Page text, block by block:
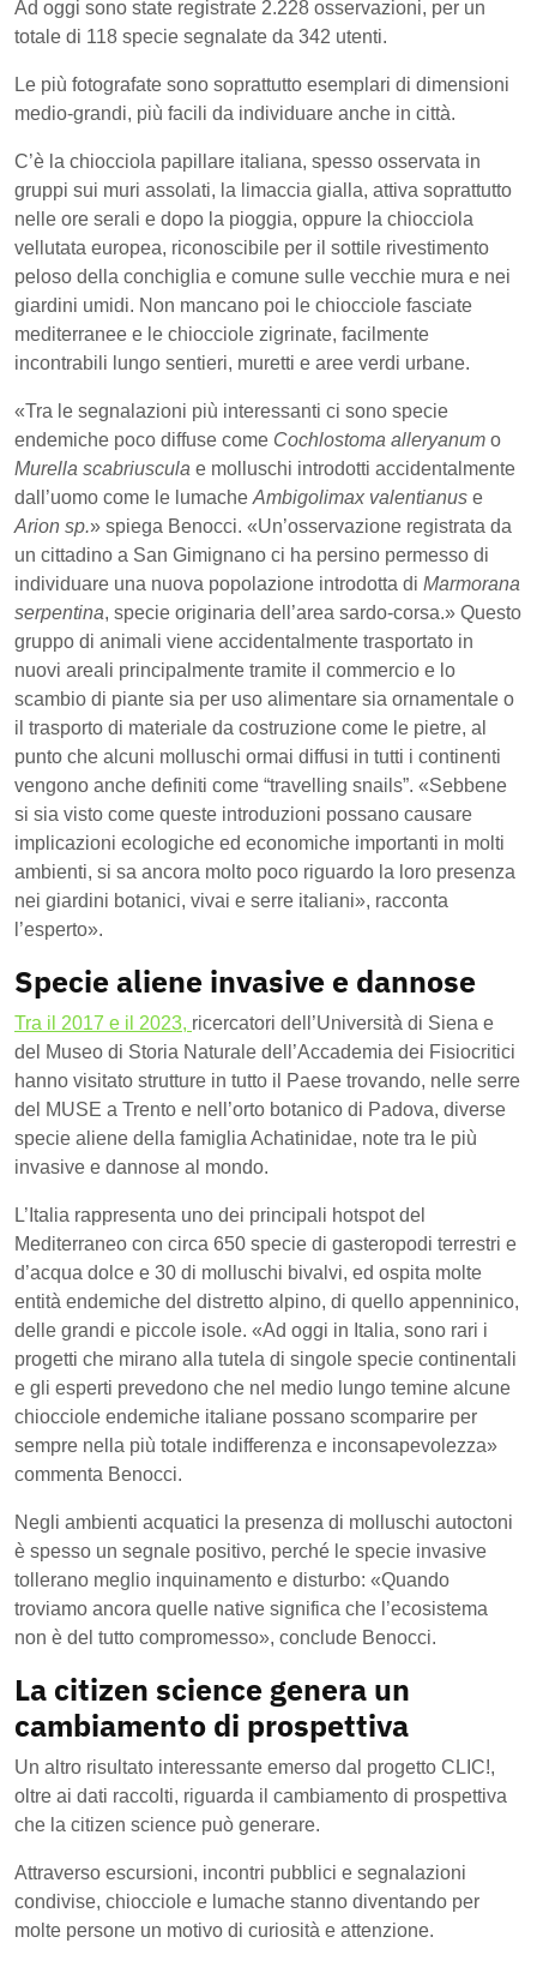
Ad oggi sono state registrate 2.228 osservazioni, per un
totale di 118 specie segnalate da 342 utenti.
Le più fotografate sono soprattutto esemplari di dimensioni
medio-grandi, più facili da individuare anche in città.
C’è la chiocciola papillare italiana, spesso osservata in
gruppi sui muri assolati, la limaccia gialla, attiva soprattutto
nelle ore serali e dopo la pioggia, oppure la chiocciola
vellutata europea, riconoscibile per il sottile rivestimento
peloso della conchiglia e comune sulle vecchie mura e nei
giardini umidi. Non mancano poi le chiocciole fasciate
mediterranee e le chiocciole zigrinate, facilmente
incontrabili lungo sentieri, muretti e aree verdi urbane.
«Tra le segnalazioni più interessanti ci sono specie
endemiche poco diffuse come Cochlostoma alleryanum o
Murella scabriuscula e molluschi introdotti accidentalmente
dall’uomo come le lumache Ambigolimax valentianus e
Arion sp.» spiega Benocci. «Un’osservazione registrata da
un cittadino a San Gimignano ci ha persino permesso di
individuare una nuova popolazione introdotta di Marmorana
serpentina, specie originaria dell’area sardo-corsa.» Questo
gruppo di animali viene accidentalmente trasportato in
nuovi areali principalmente tramite il commercio e lo
scambio di piante sia per uso alimentare sia ornamentale o
il trasporto di materiale da costruzione come le pietre, al
punto che alcuni molluschi ormai diffusi in tutti i continenti
vengono anche definiti come “travelling snails”. «Sebbene
si sia visto come queste introduzioni possano causare
implicazioni ecologiche ed economiche importanti in molti
ambienti, si sa ancora molto poco riguardo la loro presenza
nei giardini botanici, vivai e serre italiani», racconta
l’esperto».
Specie aliene invasive e dannose
Tra il 2017 e il 2023, ricercatori dell’Università di Siena e
del Museo di Storia Naturale dell’Accademia dei Fisiocritici
hanno visitato strutture in tutto il Paese trovando, nelle serre
del MUSE a Trento e nell’orto botanico di Padova, diverse
specie aliene della famiglia Achatinidae, note tra le più
invasive e dannose al mondo.
L’Italia rappresenta uno dei principali hotspot del
Mediterraneo con circa 650 specie di gasteropodi terrestri e
d’acqua dolce e 30 di molluschi bivalvi, ed ospita molte
entità endemiche del distretto alpino, di quello appenninico,
delle grandi e piccole isole. «Ad oggi in Italia, sono rari i
progetti che mirano alla tutela di singole specie continentali
e gli esperti prevedono che nel medio lungo temine alcune
chiocciole endemiche italiane possano scomparire per
sempre nella più totale indifferenza e inconsapevolezza»
commenta Benocci.
Negli ambienti acquatici la presenza di molluschi autoctoni
è spesso un segnale positivo, perché le specie invasive
tollerano meglio inquinamento e disturbo: «Quando
troviamo ancora quelle native significa che l’ecosistema
non è del tutto compromesso», conclude Benocci.
La citizen science genera un
cambiamento di prospettiva
Un altro risultato interessante emerso dal progetto CLIC!,
oltre ai dati raccolti, riguarda il cambiamento di prospettiva
che la citizen science può generare.
Attraverso escursioni, incontri pubblici e segnalazioni
condivise, chiocciole e lumache stanno diventando per
molte persone un motivo di curiosità e attenzione.